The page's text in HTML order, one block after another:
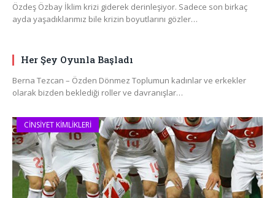
Özdeş Özbay İklim krizi giderek derinleşiyor. Sadece son birkaç
ayda yaşadıklarımız bile krizin boyutlarını gözler…
Her Şey Oyunla Başladı
Berna Tezcan – Özden Dönmez Toplumun kadınlar ve erkekler
olarak bizden beklediği roller ve davranışlar…
CINSIYET KIMLIKLERI